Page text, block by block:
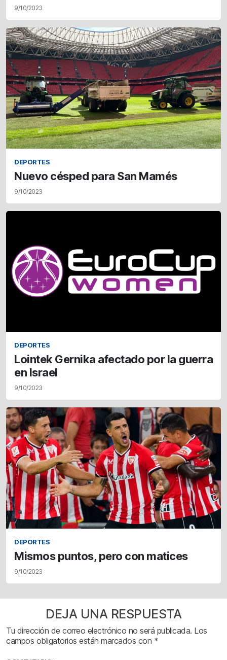
9/10/2023
DEPORTES
Nuevo césped para San Mamés
9/10/2023
DEPORTES
Lointek Gernika afectado por la guerra
en Israel
9/10/2023
DEPORTES
Mismos puntos, pero con matices
9/10/2023
DEJA UNA RESPUESTA
Tu dirección de correo electrónico no será publicada. Los
campos obligatorios están marcados con *